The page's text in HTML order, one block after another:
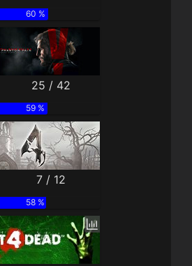
60 %
25 / 42
59 %
7 / 12
58 %